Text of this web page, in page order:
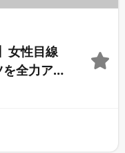
女性目線
全力アド
セリン